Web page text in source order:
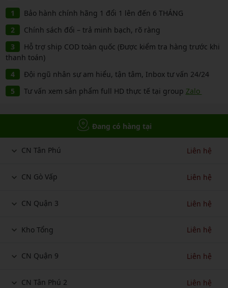
Bảo hành chính hãng 1 đổi 1 lên đến 6 THÁNG
Chính sách đổi – trả minh bạch, rõ ràng
Hỗ trợ ship COD toàn quốc (Được kiểm tra hàng trước khi
thanh toán)
Đội ngũ nhân sự am hiểu, tận tâm, Inbox tư vấn 24/24
Tư vấn xem sản phẩm full HD thực tế tại group Zalo
Đang có hàng tại
CN Tân Phú Liên hệ
CN Gò Vấp Liên hệ
CN Quận 3 Liên hệ
Kho Tổng Liên hệ
CN Quận 9 Liên hệ
CN Tân Phú 2 Liên hệ